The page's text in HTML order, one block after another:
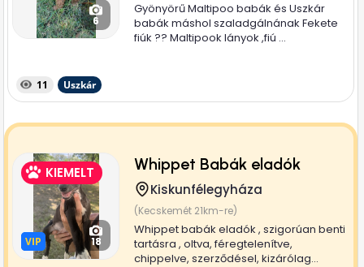
6
Gyönyörű Maltipoo babák és Uszkár
babák máshol szaladgálnának Fekete
fiúk ?? Maltipook lányok ,fiú ...
11 Uszkár
KIEMELT
VIP
VIP 18
Whippet Babák eladók
Kiskunfélegyháza
(Kecskemét 21km-re)
Whippet babák eladók , szigorúan benti
tartásra , oltva, féregtelenítve,
chippelve, szerződésel, kizárólag...